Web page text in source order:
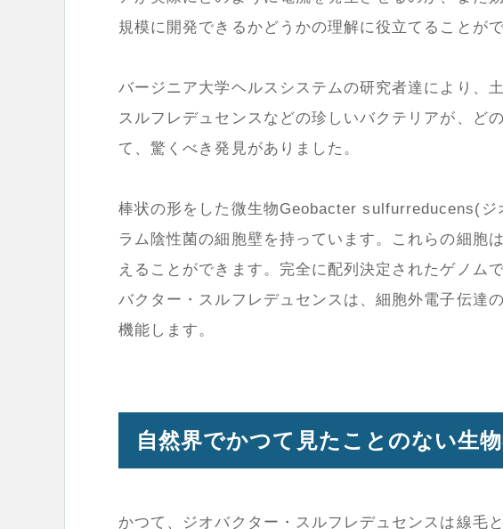
規模に開発できるかどうかの理解に役立てることがで
バージニア大学ヘルスシステムの研究者達により、
スルフレデュセンスなどの珍しいバクテリアが、ど
て、驚くべき発見がありました。
棒状の形をした微生物Geobacter sulfurreducens(ジ
ラム陰性菌の細胞壁を持っています。これらの細胞
えることができます。完全に配列決定されたゲノム
バクター・スルフレデュセンスは、細胞外電子伝達
機能します。
自然界でかつて見たことのない生
かつて、ジオバクター・スルフレデュセンスは線毛